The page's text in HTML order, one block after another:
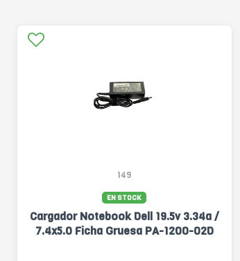
149
EN STOCK
Cargador Notebook Dell 19.5v 3.34a /
7.4x5.0 Ficha Gruesa PA-1200-02D